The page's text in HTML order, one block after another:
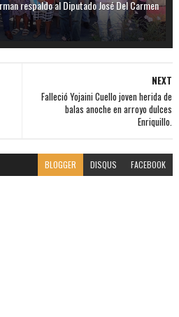
respaldo al Diputado José Del Carmen
NEXT
Falleció Yojaini Cuello joven herida de
balas anoche en arroyo dulces
Enriquillo.
BLOGGER DISQUS FACEBOOK